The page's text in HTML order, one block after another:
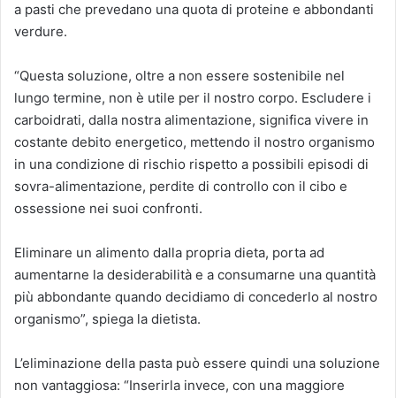
a pasti che prevedano una quota di proteine e abbondanti
verdure.
“Questa soluzione, oltre a non essere sostenibile nel
lungo termine, non è utile per il nostro corpo. Escludere i
carboidrati, dalla nostra alimentazione, significa vivere in
costante debito energetico, mettendo il nostro organismo
in una condizione di rischio rispetto a possibili episodi di
sovra-alimentazione, perdite di controllo con il cibo e
ossessione nei suoi confronti.
Eliminare un alimento dalla propria dieta, porta ad
aumentarne la desiderabilità e a consumarne una quantità
più abbondante quando decidiamo di concederlo al nostro
organismo”, spiega la dietista.
L’eliminazione della pasta può essere quindi una soluzione
non vantaggiosa: “Inserirla invece, con una maggiore